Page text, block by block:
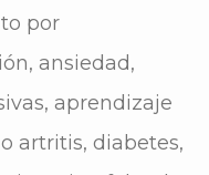
por
ansiedad,
aprendizaje
artritis, diabetes,